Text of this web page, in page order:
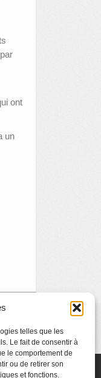
telles que les
Le fait de consentir à
le comportement de
ou de retirer son
et fonctions.
ont
un